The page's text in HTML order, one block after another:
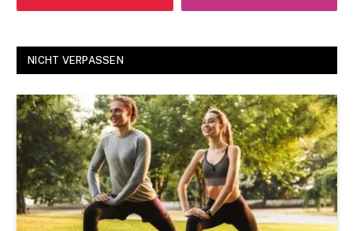
NICHT VERPASSEN